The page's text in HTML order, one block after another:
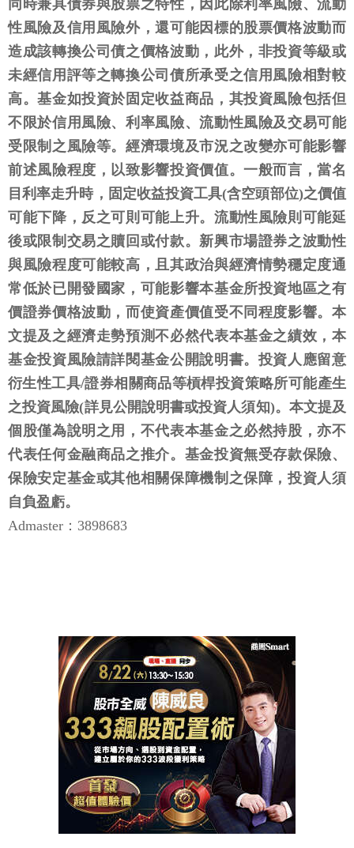
同時兼具債券與股票之特性，因此除利率風險、流動
性風險及信用風險外，還可能因標的股票價格波動而
造成該轉換公司債之價格波動，此外，非投資等級或
未經信用評等之轉換公司債所承受之信用風險相對較
高。基金如投資於固定收益商品，其投資風險包括但
不限於信用風險、利率風險、流動性風險及交易可能
受限制之風險等。經濟環境及市況之改變亦可能影響
前述風險程度，以致影響投資價值。一般而言，當名
目利率走升時，固定收益投資工具(含空頭部位)之價值
可能下降，反之可則可能上升。流動性風險則可能延
後或限制交易之贖回或付款。新興市場證券之波動性
與風險程度可能較高，且其政治與經濟情勢穩定度通
常低於已開發國家，可能影響本基金所投資地區之有
價證券價格波動，而使資產價值受不同程度影響。本
文提及之經濟走勢預測不必然代表本基金之績效，本
基金投資風險請詳閱基金公開說明書。投資人應留意
衍生性工具/證券相關商品等槓桿投資策略所可能產生
之投資風險(詳見公開說明書或投資人須知)。本文提及
個股僅為說明之用，不代表本基金之必然持股，亦不
代表任何金融商品之推介。基金投資無受存款保險、
保險安定基金或其他相關保障機制之保障，投資人須
自負盈虧。
Admaster：3898683